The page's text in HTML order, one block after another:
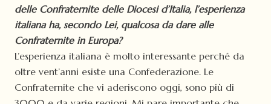
delle Confraternite delle Diocesi d’Italia, l’esperienza
italiana ha, secondo Lei, qualcosa da dare alle
Confraternite in Europa?
L’esperienza italiana è molto interessante perché da
oltre vent’anni esiste una Confederazione. Le
Confraternite che vi aderiscono oggi, sono più di